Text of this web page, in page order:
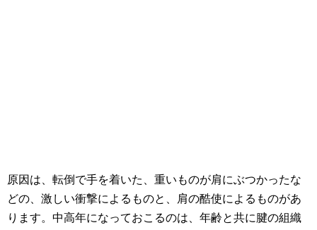
原因は、転倒で手を着いた、重いものが肩にぶつかったな
どの、激しい衝撃によるものと、肩の酷使によるものがあ
ります。中高年になっておこるのは、年齢と共に腱の組織